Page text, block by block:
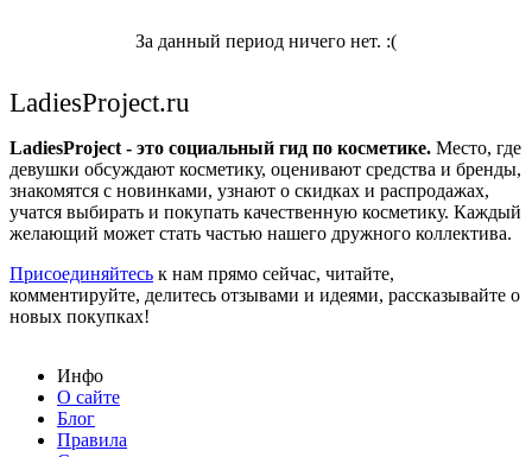
За данный период ничего нет. :(
LadiesProject.ru
LadiesProject - это социальный гид по косметике. Место, где
девушки обсуждают косметику, оценивают средства и бренды,
знакомятся с новинками, узнают о скидках и распродажах,
учатся выбирать и покупать качественную косметику. Каждый
желающий может стать частью нашего дружного коллектива.
Присоединяйтесь к нам прямо сейчас, читайте,
комментируйте, делитесь отзывами и идеями, рассказывайте о
новых покупках!
Инфо
О сайте
Блог
Правила